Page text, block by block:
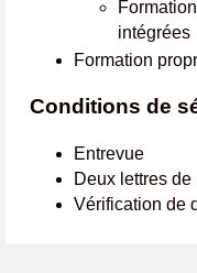
intégrées
Formation
Conditions de
Entrevue
Deux lettres
Vérification de